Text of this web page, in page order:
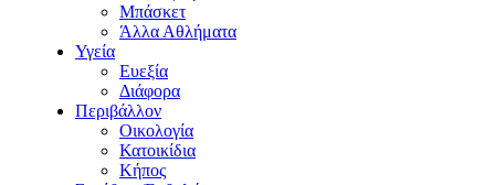
Μπάσκετ
Άλλα Αθλήματα
Υγεία
Ευεξία
Διάφορα
Περιβάλλον
Οικολογία
Κατοικίδια
Κήπος